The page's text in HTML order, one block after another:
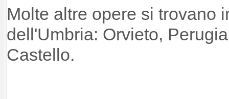
Molte altre opere si trovano
dell'Umbria: Orvieto,
Castello.